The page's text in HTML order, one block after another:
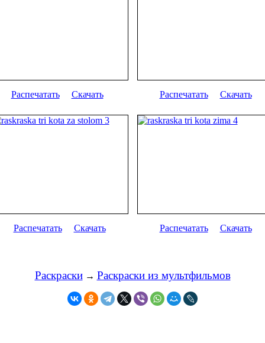
Распечатать Скачать Распечатать Скачать
Распечатать Скачать Распечатать Скачать
Раскраски→ Раскраски из мультфильмов